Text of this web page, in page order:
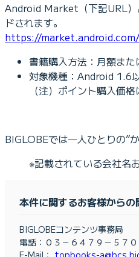
Android Market（下記URL）
ドされます。
https://
書籍購入方法：月額また
対象機種：Android 1.6
（注）ポイント購入価
BIGLOBEでは一人ひとりの”
※記載されている会社名
本件に関するお客様から
BIGLOBEコンテンツ事務局
電話：０３－６４７９－５
E-Mail： topbooks-